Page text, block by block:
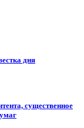
дня
существенное